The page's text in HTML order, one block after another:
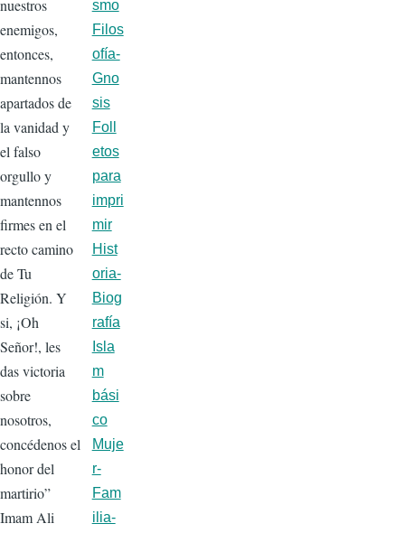
nuestros
enemigos,
entonces,
mantennos
apartados de
la vanidad y
el falso
orgullo y
mantennos
firmes en el
recto camino
de Tu
Religión. Y
si, ¡Oh
Señor!, les
das victoria
sobre
nosotros,
concédenos el
honor del
martirio”
Imam Ali
smo
Filos
ofía-
Gno
sis
Foll
etos
para
impri
mir
Hist
oria-
Biog
rafía
Isla
m
bási
co
Muje
r-
Fam
ilia-